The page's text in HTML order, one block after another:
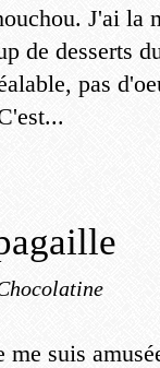
J'ai la
de desserts
pas
me suis